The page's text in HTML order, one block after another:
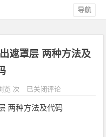
导航
遮罩层 两种方法及
览 次
微
判
已关闭评论
两种方法及代码